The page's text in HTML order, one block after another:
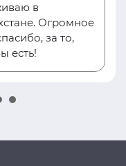
в
Огромное
за то,
есть!